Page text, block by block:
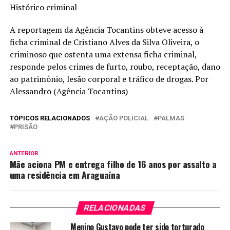
Histórico criminal
A reportagem da Agência Tocantins obteve acesso à
ficha criminal de Cristiano Alves da Silva Oliveira, o
criminoso que ostenta uma extensa ficha criminal,
responde pelos crimes de furto, roubo, receptação, dano
ao patrimônio, lesão corporal e tráfico de drogas. Por
Alessandro (Agência Tocantins)
TÓPICOS RELACIONADOS AÇÃO POLICIAL
PALMAS
PRISÃO
ANTERIOR
Mãe aciona PM e entrega filho de 16 anos por assalto a
uma residência em Araguaína
RELACIONADAS
Menino Gustavo pode ter sido torturado